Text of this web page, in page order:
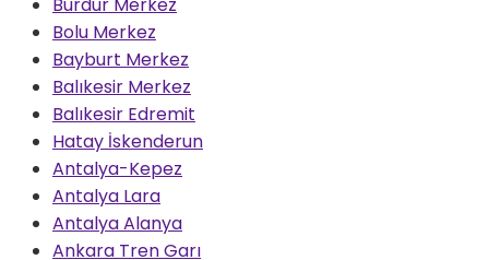
Burdur Merkez
Bolu Merkez
Bayburt Merkez
Balıkesir Merkez
Balıkesir Edremit
Hatay İskenderun
Antalya-Kepez
Antalya Lara
Antalya Alanya
Ankara Tren Garı